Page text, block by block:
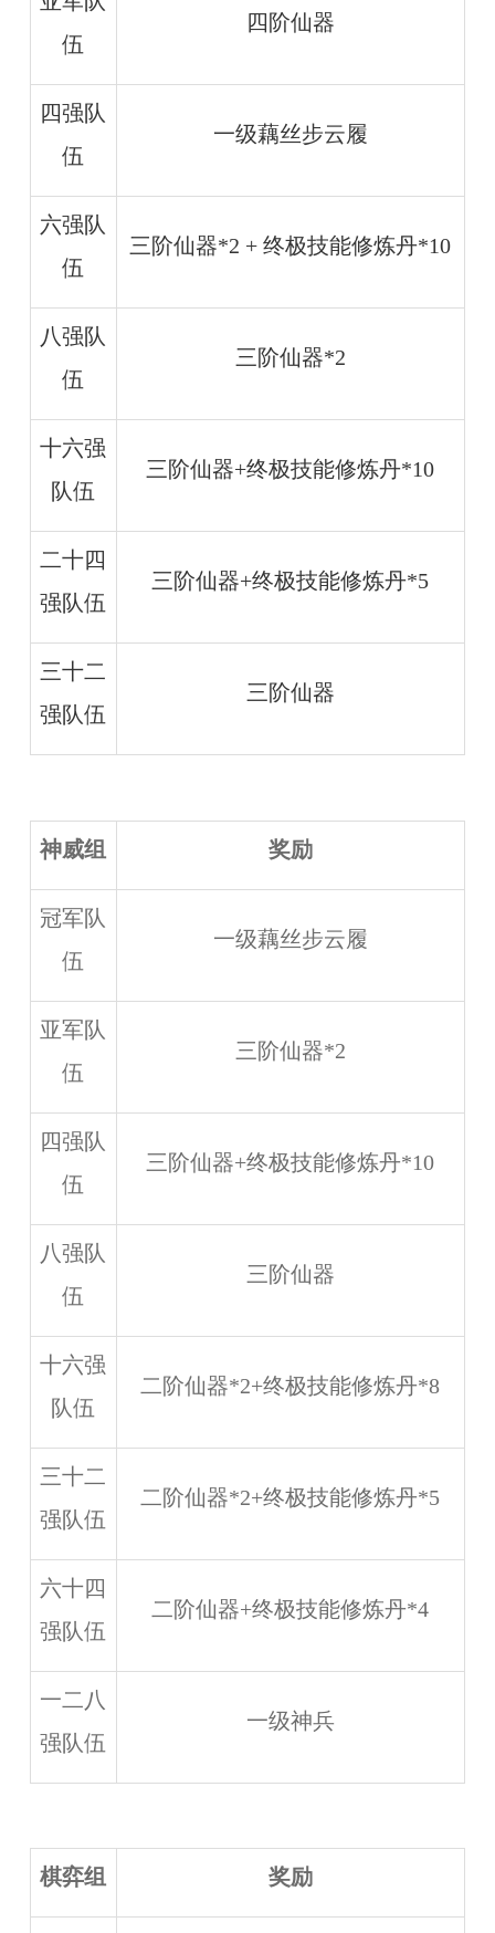
伍
四阶仙器
四强队
伍
一级藕丝步云履
六强队
伍
三阶仙器*2 + 终极技能修炼丹*10
八强队
伍
三阶仙器*2
十六强
队伍
三阶仙器+终极技能修炼丹*10
二十四
强队伍
三阶仙器+终极技能修炼丹*5
三十二
强队伍
三阶仙器
神威组 奖励
冠军队
伍
一级藕丝步云履
亚军队
伍
三阶仙器*2
四强队
伍
三阶仙器+终极技能修炼丹*10
八强队
伍
三阶仙器
十六强
队伍
二阶仙器*2+终极技能修炼丹*8
三十二
强队伍
二阶仙器*2+终极技能修炼丹*5
六十四
强队伍
二阶仙器+终极技能修炼丹*4
一二八
强队伍
一级神兵
棋弈组 奖励